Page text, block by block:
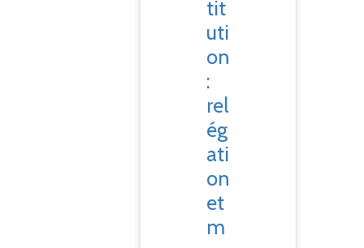
tit
uti
on
:
rel
ég
ati
on
et
m